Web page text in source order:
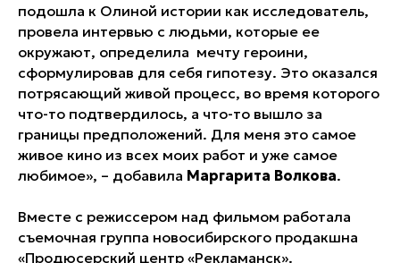
подошла к Олиной истории как исследователь,
провела интервью с людьми, которые ее
окружают, определила мечту героини,
сформулировав для себя гипотезу. Это оказался
потрясающий живой процесс, во время которого
что-то подтвердилось, а что-то вышло за
границы предположений. Для меня это самое
живое кино из всех моих работ и уже самое
любимое», – добавила Маргарита Волкова.
Вместе с режиссером над фильмом работала
съемочная группа новосибирского продакшна
«Продюсерский центр «Рекламанск».